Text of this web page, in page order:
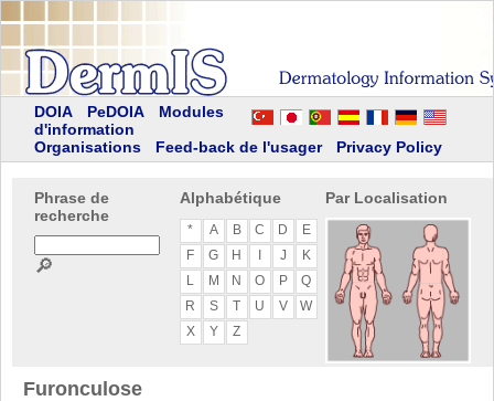
DOIA PeDOIA
Modules
d'information
Organisations
Feed-back de l'usager Privacy Policy
Phrase de
recherche
🔎
Alphabétique
* A B C D
E
F
G H J
K
L
M N O P
Q
R
S T U V
W
X
Y Z
Par Localisation
Furonculose